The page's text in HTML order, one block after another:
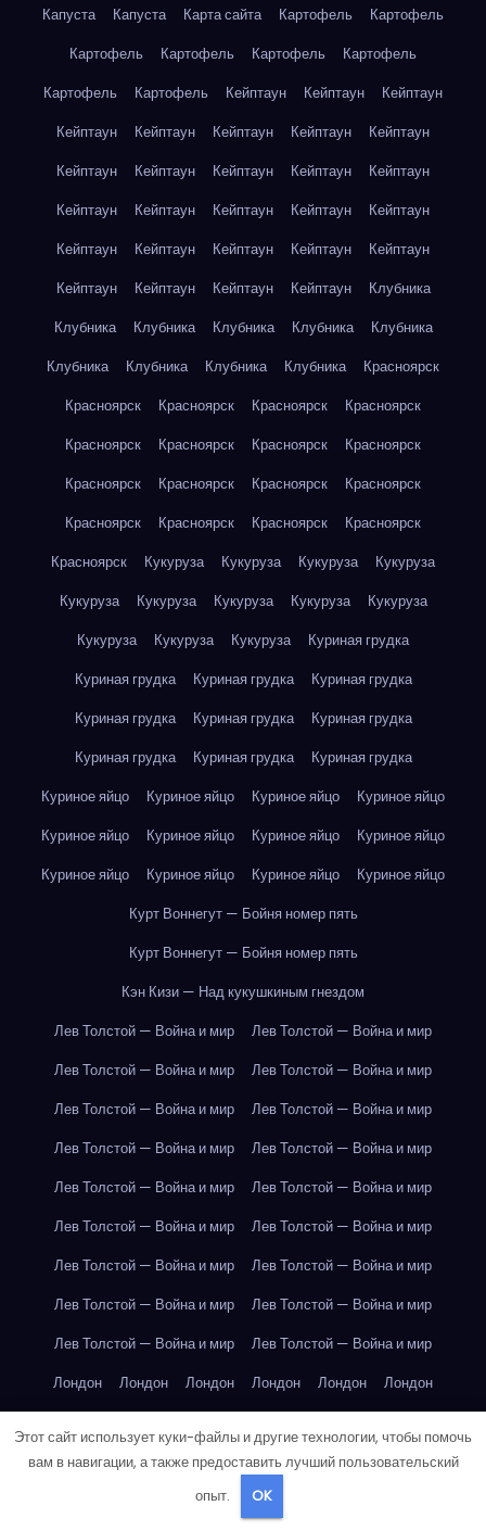
Капуста
Капуста Карта сайта Картофель
Картофель
Картофель
Картофель Картофель
Картофель
Картофель
Картофель Кейптаун Кейптаун
Кейптаун
Кейптаун
Кейптаун Кейптаун Кейптаун
Кейптаун
Кейптаун
Кейптаун Кейптаун Кейптаун
Кейптаун
Кейптаун
Кейптаун Кейптаун Кейптаун
Кейптаун
Кейптаун
Кейптаун Кейптаун Кейптаун
Кейптаун
Кейптаун
Кейптаун Кейптаун Кейптаун
Клубника
Клубника
Клубника Клубника Клубника
Клубника
Клубника
Клубника Клубника Клубника
Красноярск
Красноярск
Красноярск Красноярск
Красноярск
Красноярск
Красноярск Красноярск
Красноярск
Красноярск
Красноярск Красноярск
Красноярск
Красноярск
Красноярск Красноярск
Красноярск
Красноярск
Кукуруза Кукуруза Кукуруза
Кукуруза
Кукуруза
Кукуруза Кукуруза Кукуруза
Кукуруза
Кукуруза
Кукуруза Кукуруза
Куриная грудка
Куриная грудка
Куриная грудка
Куриная грудка
Куриная грудка
Куриная грудка
Куриная грудка
Куриная грудка
Куриная грудка
Куриная грудка
Куриное яйцо
Куриное яйцо Куриное яйцо
Куриное яйцо
Куриное яйцо
Куриное яйцо Куриное яйцо
Куриное яйцо
Куриное яйцо
Куриное яйцо Куриное яйцо
Куриное яйцо
Курт Воннегут — Бойня номер пять
Курт Воннегут — Бойня номер пять
Кэн Кизи — Над кукушкиным гнездом
Лев Толстой — Война и мир
Лев Толстой — Война и мир
Лев Толстой — Война и мир
Лев Толстой — Война и мир
Лев Толстой — Война и мир
Лев Толстой — Война и мир
Лев Толстой — Война и мир
Лев Толстой — Война и мир
Лев Толстой — Война и мир
Лев Толстой — Война и мир
Лев Толстой — Война и мир
Лев Толстой — Война и мир
Лев Толстой — Война и мир
Лев Толстой — Война и мир
Лев Толстой — Война и мир
Лев Толстой — Война и мир
Лев Толстой — Война и мир
Лев Толстой — Война и мир
Лондон
Лондон Лондон Лондон Лондон
Лондон
Лондон
Лондон Лондон Лондон Лондон
Лондон
Лондон Лондон
Этот сайт использует куки-файлы и другие технологии, чтобы помочь
вам в навигации, а также предоставить лучший пользовательский
опыт.
OK